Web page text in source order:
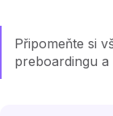
Připomeňte si
preboardingu a